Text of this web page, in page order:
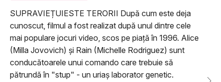
SUPRAVIEȚUIESTE TERORII După cum este deja
cunoscut, filmul a fost realizat după unul dintre cele
mai populare jocuri video, scos pe piață în 1996. Alice
(Milla Jovovich) și Rain (Michelle Rodriguez) sunt
conducătoarele unui comando care trebuie să
pătrundă în "stup" - un uriaș laborator genetic.